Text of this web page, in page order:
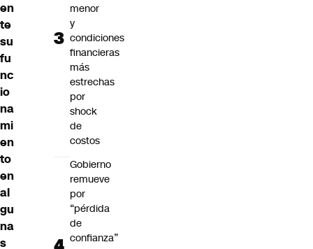
en
te
su
fu
nc
io
na
mi
en
to
en
al
gu
na
s
menor
y
condiciones
financieras
más
estrechas
por
shock
de
costos
Gobierno
remueve
por
“pérdida
de
confianza”